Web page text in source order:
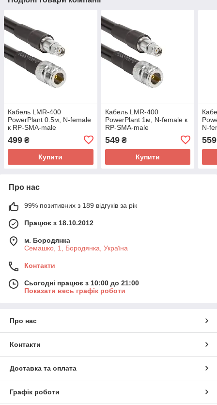
Кабель LMR-400
PowerPlant 0.5м, N-female
к RP-SMA-male
499 ₴
Купити
Кабель LMR-400
PowerPlant 1м, N-female к
RP-SMA-male
549₴
Купити
N-
559
Про нас
99% позитивних з 189 відгуків за рік
Працює з 18.10.2012
м. Бородянка
Семашко, 1, Бородянка, Україна
Контакти
Сьогодні працює з 10:00 до 21:00
Показати весь графік роботи
Про нас
Контакти
Доставка та оплата
Графік роботи